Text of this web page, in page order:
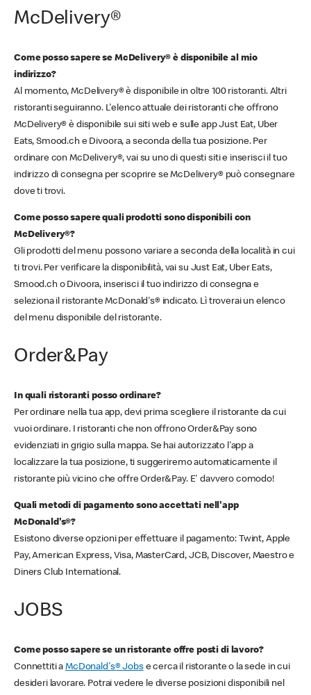
McDelivery®
Come posso sapere se McDelivery® è disponibile al mio
indirizzo?
Al momento, McDelivery® è disponibile in oltre 100 ristoranti. Altri
ristoranti seguiranno. L'elenco attuale dei ristoranti che offrono
McDelivery® è disponibile sui siti web e sulle app Just Eat, Uber
Eats, Smood.ch e Divoora, a seconda della tua posizione. Per
ordinare con McDelivery®, vai su uno di questi siti e inserisci il tuo
indirizzo di consegna per scoprire se McDelivery® può consegnare
dove ti trovi.
Come posso sapere quali prodotti sono disponibili con
McDelivery®?
Gli prodotti del menu possono variare a seconda della località in cui
ti trovi. Per verificare la disponibilità, vai su Just Eat, Uber Eats,
Smood.ch o Divoora, inserisci il tuo indirizzo di consegna e
seleziona il ristorante McDonald's® indicato. Lì troverai un elenco
del menu disponibile del ristorante.
Order&Pay
In quali ristoranti posso ordinare?
Per ordinare nella tua app, devi prima scegliere il ristorante da cui
vuoi ordinare. I ristoranti che non offrono Order&Pay sono
evidenziati in grigio sulla mappa. Se hai autorizzato l'app a
localizzare la tua posizione, ti suggeriremo automaticamente il
ristorante più vicino che offre Order&Pay. E' davvero comodo!
Quali metodi di pagamento sono accettati nell'app
McDonald's®?
Esistono diverse opzioni per effettuare il pagamento: Twint, Apple
Pay, American Express, Visa, MasterCard, JCB, Discover, Maestro e
Diners Club International.
JOBS
Come posso sapere se un ristorante offre posti di lavoro?
Connettiti aMcDonald's® Jobse cerca il ristorante o la sede in cui
desideri lavorare. Potrai vedere le diverse posizioni disponibili nel